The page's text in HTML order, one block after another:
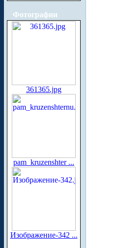
Фотографии
361365.jpg
pam_kruzenshter ...
Изображение-342 ...